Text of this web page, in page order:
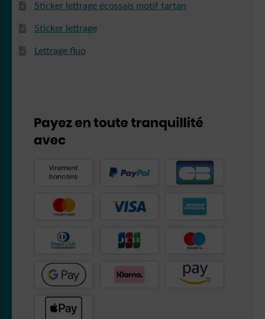
Sticker lettrage écossais motif tartan
Sticker lettrage
Lettrage fluo